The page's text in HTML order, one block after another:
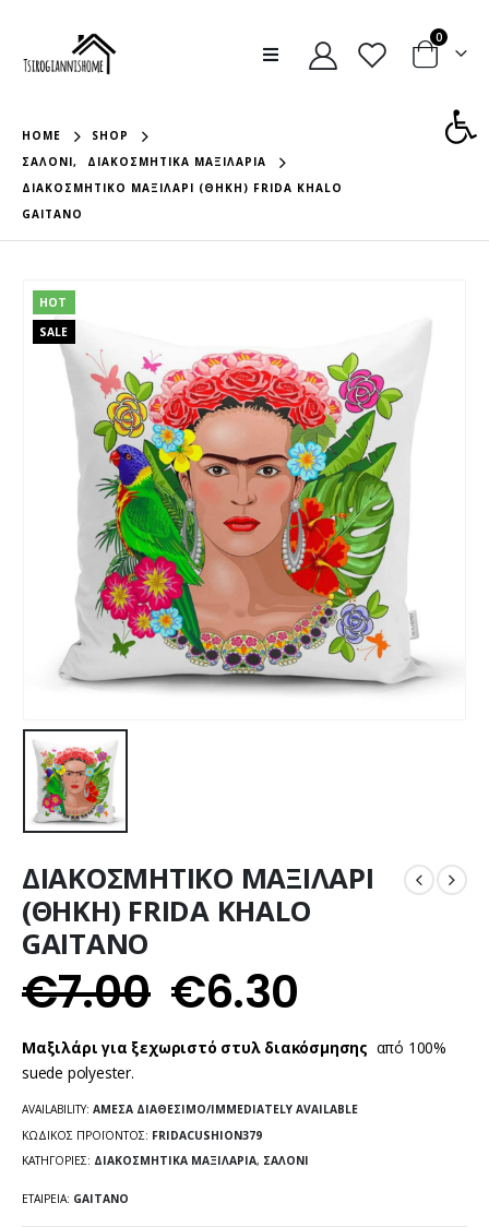
0
HOME
SHOP
ΣΑΛΌΝΙ,
ΔΙΑΚΟΣΜΗΤΙΚΆ ΜΑΞΙΛΆΡΙΑ
ΔΙΑΚΟΣΜΗΤΙΚΟ ΜΑΞΙΛΑΡΙ (ΘΗΚΗ) FRIDA KHALO
GAITANO
HOT
SALE
ΔΙΑΚΟΣΜΗΤΙΚΟ ΜΑΞΙΛΑΡΙ
(ΘΗΚΗ) FRIDA KHALO
GAITANO
€7.00 €6.30
Μαξιλάρι για ξεχωριστό στυλ διακόσμησης από 100%
suede polyester.
AVAILABILITY: ΆΜΕΣΑ ΔΙΑΘΈΣΙΜΟ/IMMEDIATELY AVAILABLE
ΚΩΔΙΚΌΣ ΠΡΟΪΌΝΤΟΣ: FRIDACUSHION379
ΚΑΤΗΓΟΡΊΕΣ: ΔΙΑΚΟΣΜΗΤΙΚΆ ΜΑΞΙΛΆΡΙΑ, ΣΑΛΌΝΙ
ΕΤΑΙΡΕΊΑ: GAITANO